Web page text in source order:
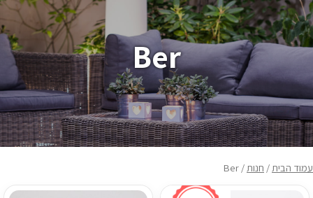
ריפוד לריהוט גן
פינות זולה
פופים
ריהוט גן
מערכות ישיבה וריהוט
Ber
עמוד הבית/ חנות/ Ber